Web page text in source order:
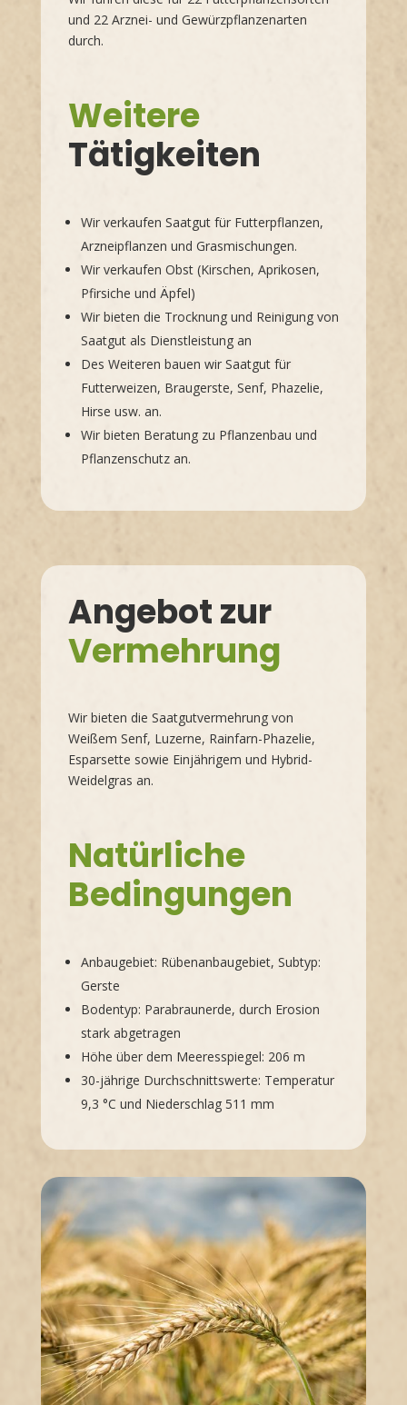
und 22 Arznei- und Gewürzpflanzenarten
durch.
Weitere
Tätigkeiten
Wir verkaufen Saatgut für Futterpflanzen,
Arzneipflanzen und Grasmischungen.
Wir verkaufen Obst (Kirschen, Aprikosen,
Pfirsiche und Äpfel)
Wir bieten die Trocknung und Reinigung von
Saatgut als Dienstleistung an
Des Weiteren bauen wir Saatgut für
Futterweizen, Braugerste, Senf, Phazelie,
Hirse usw. an.
Wir bieten Beratung zu Pflanzenbau und
Pflanzenschutz an.
Angebot zur
Vermehrung
Wir bieten die Saatgutvermehrung von
Weißem Senf, Luzerne, Rainfarn-Phazelie,
Esparsette sowie Einjährigem und Hybrid-
Weidelgras an.
Natürliche
Bedingungen
Anbaugebiet: Rübenanbaugebiet, Subtyp:
Gerste
Bodentyp: Parabraunerde, durch Erosion
stark abgetragen
Höhe über dem Meeresspiegel: 206 m
30-jährige Durchschnittswerte: Temperatur
9,3 °C und Niederschlag 511 mm